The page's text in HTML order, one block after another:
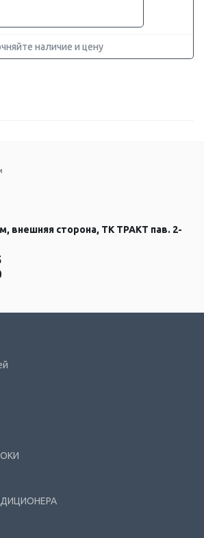
наличие и цену
внешняя сторона, ТК ТРАКТ пав. 2-